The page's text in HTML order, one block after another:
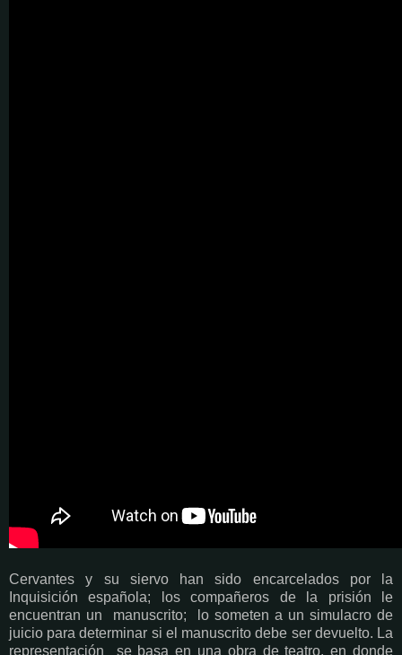
Cervantes y su siervo han sido encarcelados por la
Inquisición española; los compañeros de la prisión le
encuentran un manuscrito; lo someten a un simulacro de
juicio para determinar si el manuscrito debe ser devuelto. La
representación se basa en una obra de teatro, en donde